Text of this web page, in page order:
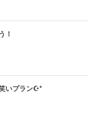
！
いプラン☪*